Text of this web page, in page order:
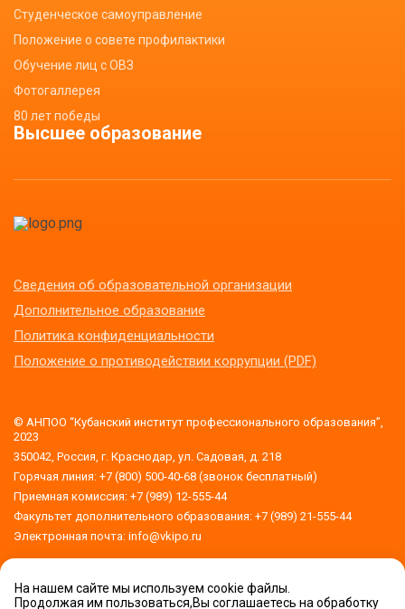
Студенческое самоуправление
Положение о совете профилактики
Обучение лиц с ОВЗ
Фотогаллерея
80 лет победы
Высшее образование
Сведения об образовательной организации
Дополнительное образование
Политика конфиденциальности
Положение о противодействии коррупции (PDF)
© АНПОО “Кубанский институт профессионального образования”,
2023
350042, Россия, г. Краснодар, ул. Садовая, д. 218
Горячая линия: +7 (800) 500-40-68 (звонок бесплатный)
Приемная комиссия: +7 (989) 12-555-44
Факультет дополнительного образования: +7 (989) 21-555-44
Электронная почта: info@vkipo.ru
Версия для слабовидящих
На нашем сайте мы используем cookie файлы.
Продолжая им пользоваться,Вы соглашаетесь на обработку